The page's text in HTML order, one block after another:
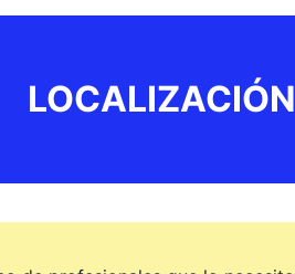
LOCALIZACIÓN